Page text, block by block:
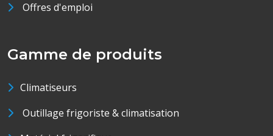
Offres d'emploi
Gamme de produits
Climatiseurs
Outillage frigoriste & climatisation